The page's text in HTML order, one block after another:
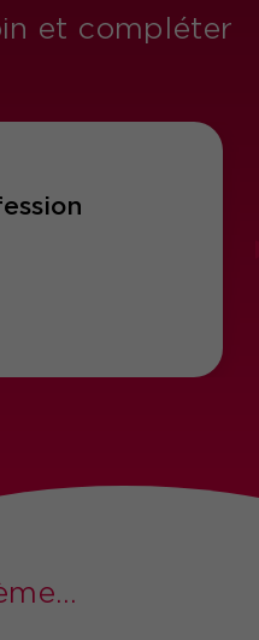
et compléter